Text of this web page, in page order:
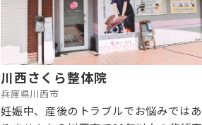
川西さくら整体院
兵庫県川西市
妊娠中、産後のトラブルでお悩みではあ